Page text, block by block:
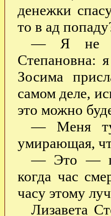
денежки
то в ад
— Я не
Степановна:
Зосима
самом деле,
это можно
— Меня
умирающая,
— Это —
когда час
часу этому
Лизавета